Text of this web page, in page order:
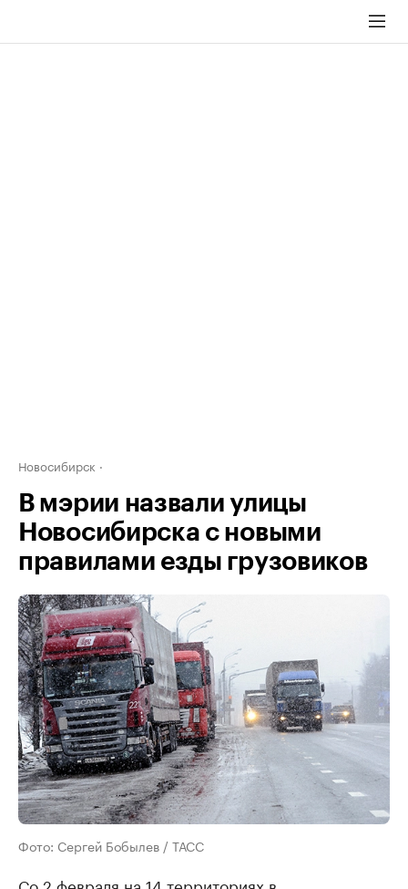
Новосибирск
В мэрии назвали улицы
Новосибирска с новыми
правилами езды грузовиков
Фото: Сергей Бобылев / ТАСС